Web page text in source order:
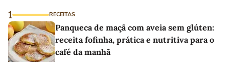
1 RECEITAS
Panqueca de maçã com aveia sem glúten:
receita fofinha, prática e nutritiva para o
café da manhã